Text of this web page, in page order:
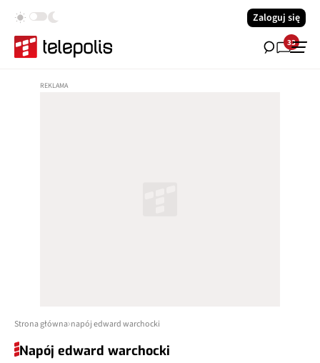
Zaloguj się
33
Strona główna napój edward warchocki
Napój edward warchocki